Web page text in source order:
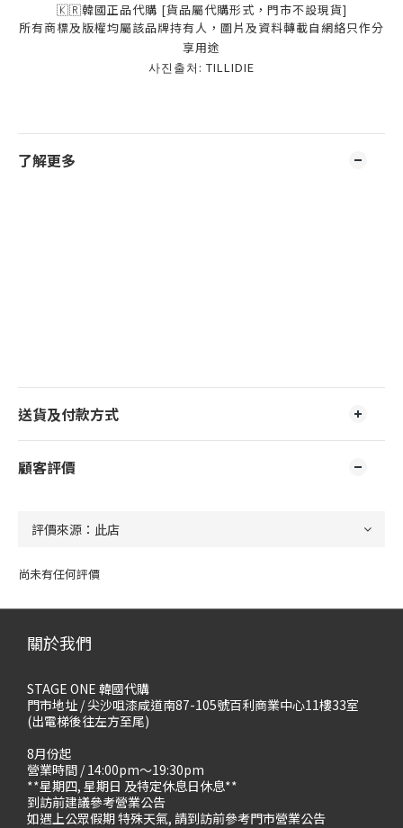
🇰🇷韓國正品代購 [貨品屬代購形式，門市不設現貨]
所有商標及版權均屬該品牌持有人，圖片及資料轉載自網絡只作分
享用途
사진출처: TILLIDIE
了解更多
送貨及付款方式
顧客評價
尚未有任何評價
關於我們
STAGE ONE 韓國代購
門市地址 / 尖沙咀漆咸道南87-105號百利商業中心11樓33室
(出電梯後往左方至尾)
8月份起
營業時間 / 14:00pm～19:30pm
**星期四, 星期日 及特定休息日休息**
到訪前建議參考營業公告
如遇上公眾假期 特殊天氣, 請到訪前參考門市營業公告